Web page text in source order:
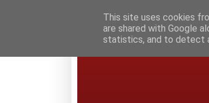
This site uses cookies
are shared with Google
statistics, and to detect